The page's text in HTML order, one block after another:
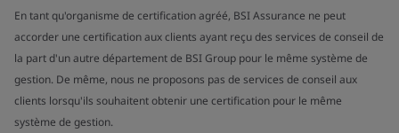
En tant qu'organisme de certification agréé, BSI Assurance ne peut
accorder une certification aux clients ayant reçu des services de conseil de
la part d'un autre département de BSI Group pour le même système de
gestion. De même, nous ne proposons pas de services de conseil aux
clients lorsqu'ils souhaitent obtenir une certification pour le même
système de gestion.